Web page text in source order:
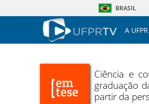
BRASIL
A
Ciência e
graduação
partir da